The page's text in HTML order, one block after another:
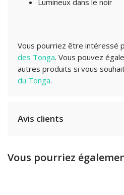
Lumineux dans le noir
Vous pourriez être intéressé
des Tonga. Vous pouvez
autres produits si vous
du Tonga.
Avis clients
Vous pourriez